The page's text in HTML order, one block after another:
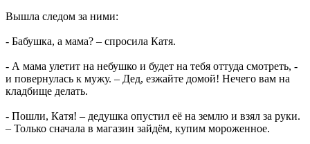
Вышла следом за ними:
- Бабушка, а мама? – спросила Катя.
- А мама улетит на небушко и будет на тебя оттуда смотреть, -
и повернулась к мужу. – Дед, езжайте домой! Нечего вам на
кладбище делать.
- Пошли, Катя! – дедушка опустил её на землю и взял за руки.
– Только сначала в магазин зайдём, купим мороженное.